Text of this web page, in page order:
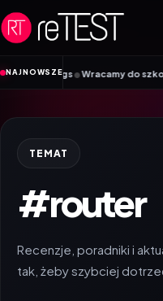
Przejdź do treści
NAJNOWSZE
do szkoły z iiyama –
TEMAT
#router
Recenzje, poradniki i
tak, żeby szybciej